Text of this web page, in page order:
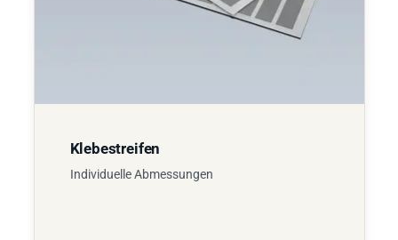
Klebestreifen
Individuelle Abmessungen